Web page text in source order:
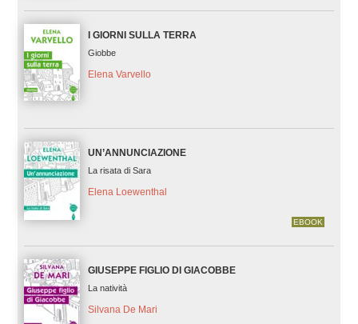
I GIORNI SULLA TERRA
Giobbe
Elena Varvello
UN’ANNUNCIAZIONE
La risata di Sara
Elena Loewenthal
EBOOK
GIUSEPPE FIGLIO DI GIACOBBE
La natività
Silvana De Mari